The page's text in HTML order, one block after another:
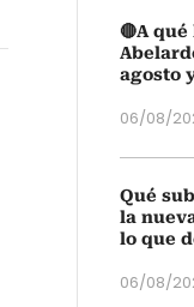
🔴A
agosto
06/08/
Qué
la
lo que
06/08/